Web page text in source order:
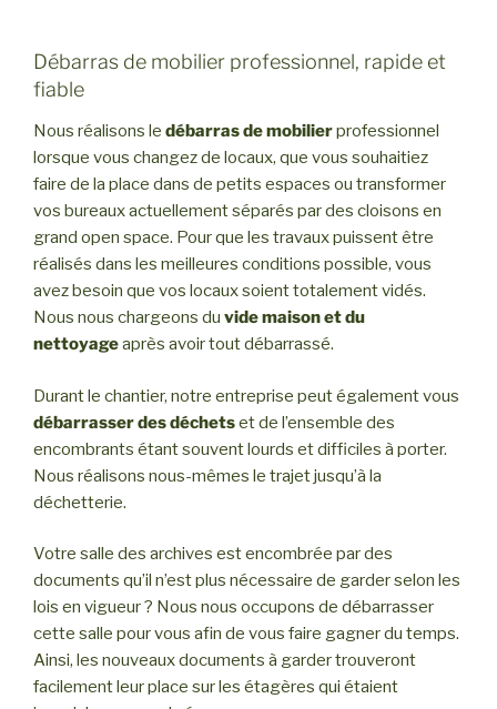
Débarras de mobilier professionnel, rapide et
fiable
Nous réalisons le débarras de mobilierprofessionnel
lorsque vous changez de locaux, que vous souhaitiez
faire de la place dans de petits espaces ou transformer
vos bureaux actuellement séparés par des cloisons en
grand open space. Pour que les travaux puissent être
réalisés dans les meilleures conditions possible, vous
avez besoin que vos locaux soient totalement vidés.
Nous nous chargeons du vide maison et du
nettoyageaprès avoir tout débarrassé.
Durant le chantier, notre entreprise peut également vous
débarrasser des déchetset de l’ensemble des
encombrants étant souvent lourds et difficiles à porter.
Nous réalisons nous-mêmes le trajet jusqu’à la
déchetterie.
Votre salle des archives est encombrée par des
documents qu’il n’est plus nécessaire de garder selon les
lois en vigueur ? Nous nous occupons de débarrasser
cette salle pour vous afin de vous faire gagner du temps.
Ainsi, les nouveaux documents à garder trouveront
facilement leur place sur les étagères qui étaient